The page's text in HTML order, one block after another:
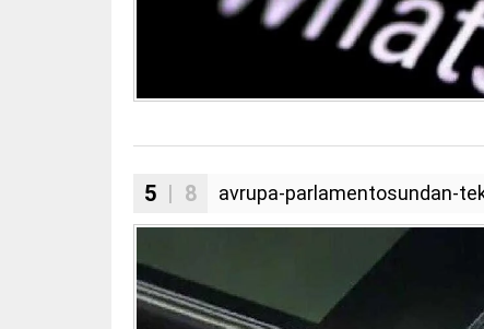
5 | 8 avrupa-parlamentosundan-